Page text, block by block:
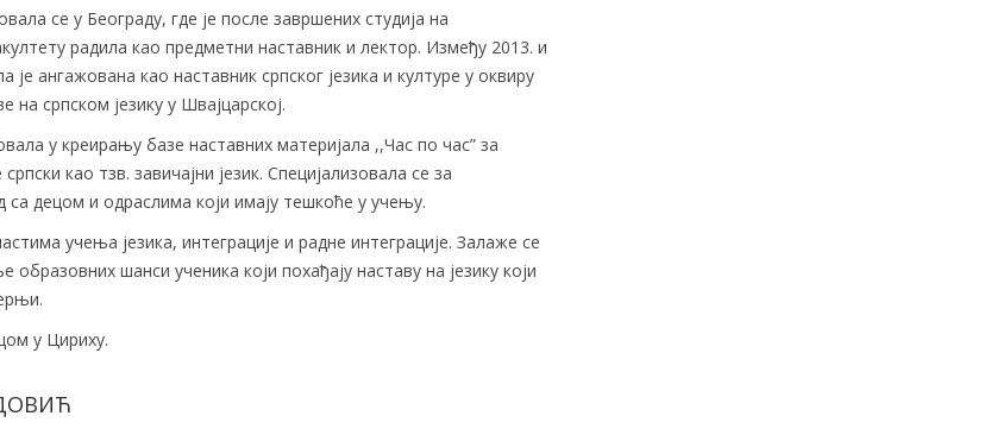
се у Београду, где је после завршених студија на
радила као предметни наставник и лектор. Између 2013. и
је ангажована као наставник српског језика и културе у оквиру
на српском језику у Швајцарској.
у креирању базе наставних материјала ,,Час по час” за
српски као тзв. завичајни језик. Специјализовала се за
са децом и одраслима који имају тешкоће у учењу.
учења језика, интеграције и радне интеграције. Залаже се
шанси ученика који похађају наставу на језику који
у Цириху.